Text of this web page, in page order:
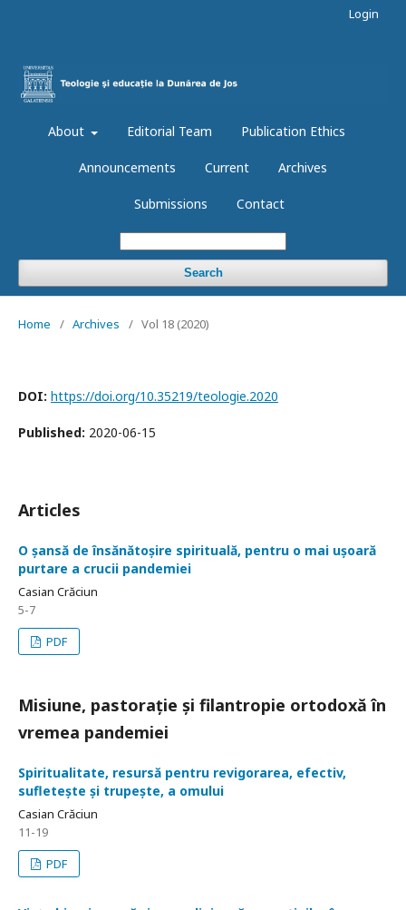
About Editorial Team Publication Ethics
Announcements Current Archives
Submissions Contact
Search
Login
Home / Archives / Vol 18 (2020)
DOI: https://doi.org/10.35219/teologie.2020
Published: 2020-06-15
Articles
O șansă de însănătoșire spirituală, pentru o mai ușoară
purtare a crucii pandemiei
Casian Crăciun
5-7
PDF
Misiune, pastorație și filantropie ortodoxă în
vremea pandemiei
Spiritualitate, resursă pentru revigorarea, efectiv,
sufletește și trupește, a omului
Casian Crăciun
11-19
PDF